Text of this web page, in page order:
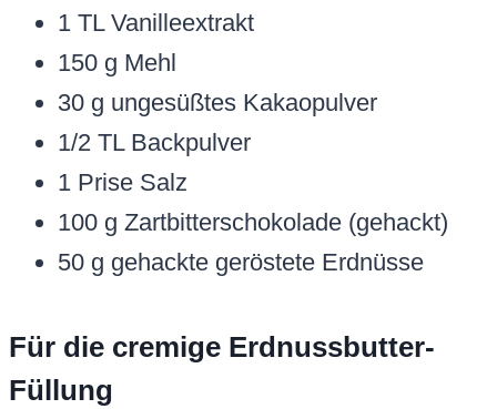
1 TL Vanilleextrakt
150 g Mehl
30 g ungesüßtes Kakaopulver
1/2 TL Backpulver
1 Prise Salz
100 g Zartbitterschokolade (gehackt)
50 g gehackte geröstete Erdnüsse
Für die cremige Erdnussbutter-
Füllung